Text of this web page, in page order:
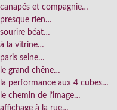
canapés et compagnie…
presque rien…
sourire béat…
à la vitrine…
paris seine…
le grand chêne…
la performance aux 4 cubes…
le chemin de l’image…
affichage à la rue…